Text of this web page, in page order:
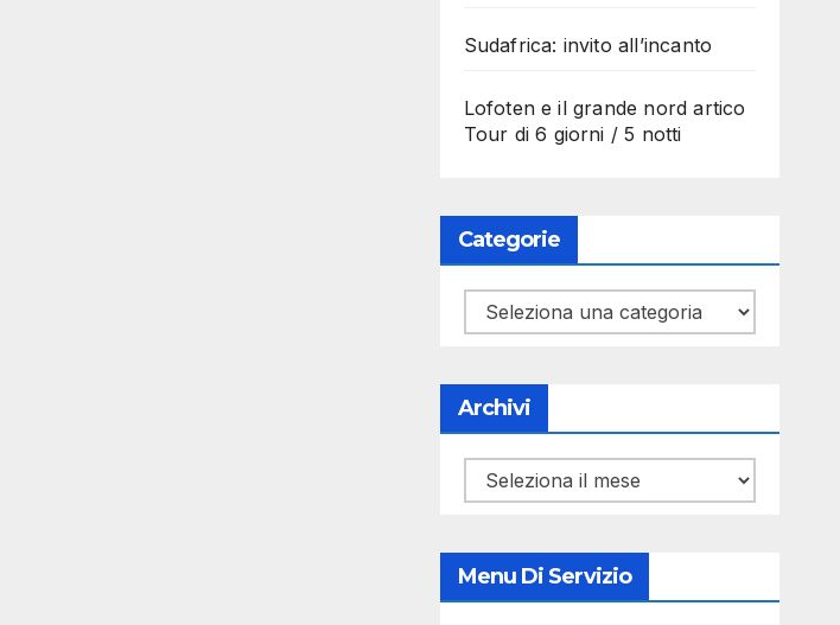
Sudafrica: invito all’incanto
Lofoten e il grande nord artico
Tour di 6 giorni / 5 notti
Categorie
Categorie
Archivi
Archivi
Menu Di Servizio